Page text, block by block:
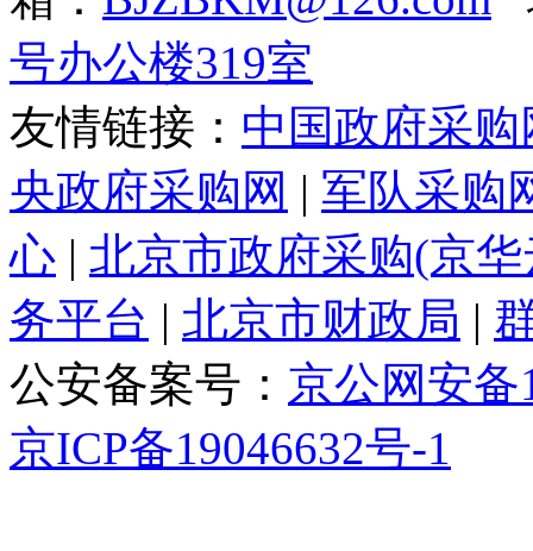
号办公楼319室
友情链接： 中国政府采购
央政府采购网 | 军队采购
心 | 北京市政府采购(京
务平台 | 北京市财政局 |
公安备案号： 京公网安备
京ICP备19046632号-1